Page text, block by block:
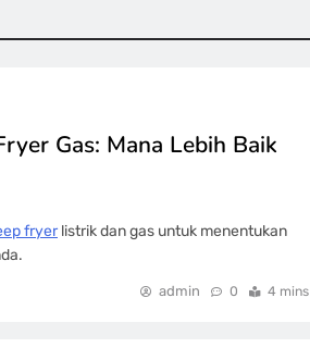
Gas: Mana Lebih Baik
fryer listrik dan gas untuk menentukan
admin 0 4 mins